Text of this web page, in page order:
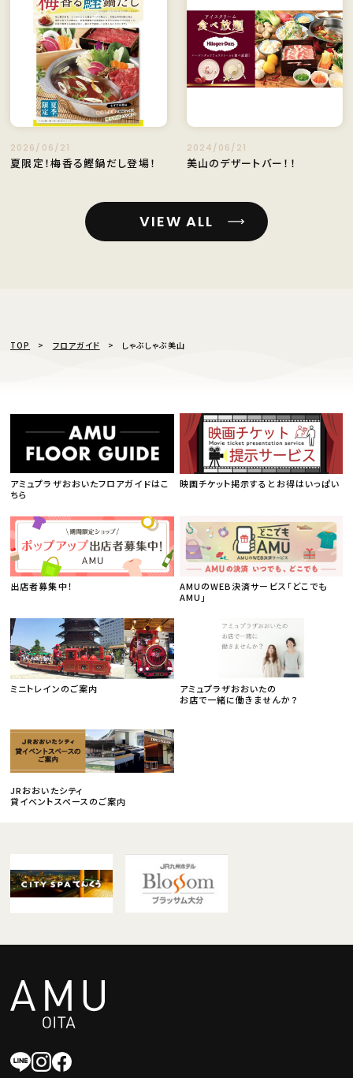
2026/06/21
夏限定！梅香る鰹鍋だし登場！
2024/06/21
美山のデザートバー！！
VIEW ALL
TOP フロアガイド しゃぶしゃぶ美山
アミュプラザおおいたフロアガイドはこ
ちら
映画チケット掲示するとお得はいっぱい
出店者募集中！
AMUのWEB決済サービス「どこでも
AMU」
ミニトレインのご案内
アミュプラザおおいたの
お店で一緒に働きませんか？
JRおおいたシティ
貸イベントスペースのご案内